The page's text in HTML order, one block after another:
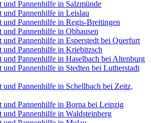
und Pannenhilfe in Salzmünde
und Pannenhilfe in Leislau
und Pannenhilfe in Regis-Breitingen
und Pannenhilfe in Obhausen
und Pannenhilfe in Esperstedt bei Querfurt
und Pannenhilfe in Kriebitzsch
und Pannenhilfe in Haselbach bei Altenburg
und Pannenhilfe in Stedten bei Lutherstadt
und Pannenhilfe in Schellbach bei Zeitz,
und Pannenhilfe in Borna bei Leipzig
und Pannenhilfe in Waldsteinberg